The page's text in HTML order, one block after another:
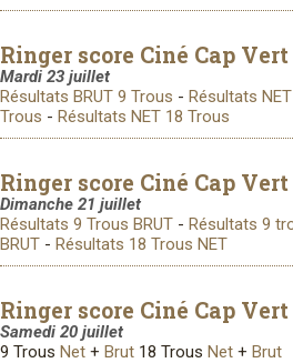
Ringer score Ciné Cap Vert
Mardi 23 juillet
Résultats BRUT 9 Trous - Résultats
Trous - Résultats NET 18 Trous
Ringer score Ciné Cap Vert
Dimanche 21 juillet
Résultats 9 Trous BRUT - Résultats 9
BRUT - Résultats 18 Trous NET
Ringer score Ciné Cap Vert
Samedi 20 juillet
9 Trous Net + Brut 18 Trous Net + Brut